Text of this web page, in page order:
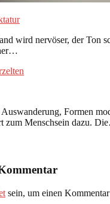
wird nervöser, der Ton
Formen
zum Menschsein dazu.
sein, um einen